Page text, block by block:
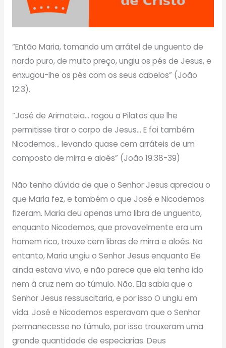
“Então Maria, tomando um arrátel de unguento de
nardo puro, de muito preço, ungiu os pés de Jesus, e
enxugou-lhe os pés com os seus cabelos” (João
12:3).
“José de Arimateia… rogou a Pilatos que lhe
permitisse tirar o corpo de Jesus… E foi também
Nicodemos… levando quase cem arráteis de um
composto de mirra e aloés” (João 19:38-39)
Não tenho dúvida de que o Senhor Jesus apreciou o
que Maria fez, e também o que José e Nicodemos
fizeram. Maria deu apenas uma libra de unguento,
enquanto Nicodemos, que provavelmente era um
homem rico, trouxe cem libras de mirra e aloés. No
entanto, Maria ungiu o Senhor Jesus enquanto Ele
ainda estava vivo, e não parece que ela tenha ido
nem à cruz nem ao túmulo. Não. Ela sabia que o
Senhor Jesus ressuscitaria, e por isso O ungiu em
vida. José e Nicodemos esperavam que o Senhor
permanecesse no túmulo, por isso trouxeram uma
grande quantidade de especiarias. Deus